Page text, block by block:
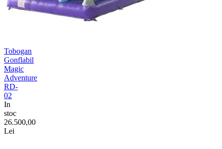
Tobogan
Gonflabil
Magic
Adventure
RD-
02
In
stoc
26.500,00
Lei